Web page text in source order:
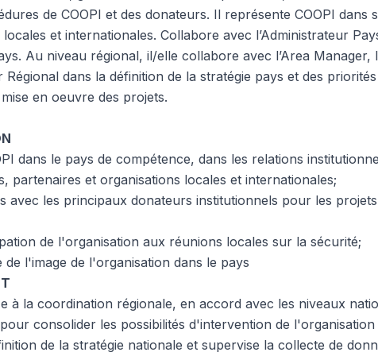
de COOPI et des donateurs. Il représente COOPI dans
et internationales. Collabore avec l’Administrateur
Au niveau régional, il/elle collabore avec l’Area Manager,
Régional dans la définition de la stratégie pays et des
en oeuvre des projets.
dans le pays de compétence, dans les relations
partenaires et organisations locales et internationales;
avec les principaux donateurs institutionnels pour les
de l'organisation aux réunions locales sur la sécurité;
de l'image de l'organisation dans le pays
à la coordination régionale, en accord avec les niveaux
consolider les possibilités d'intervention de l'organisation
de la stratégie nationale et supervise la collecte de